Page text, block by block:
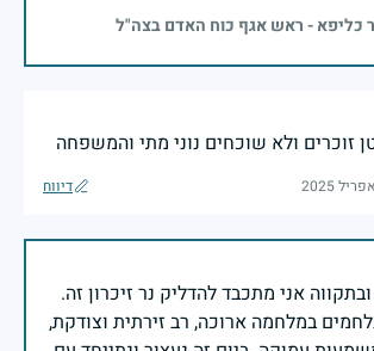
כליפא - ראש אגף כוח האדם בצה"ל
זוכרים ולא שוכחים נוני מתי והמשפחה
דיווח
אני מתכבד להדליק נר זיכרון זה.
במלחמה ארוכה, רב זירתית וצודקת,